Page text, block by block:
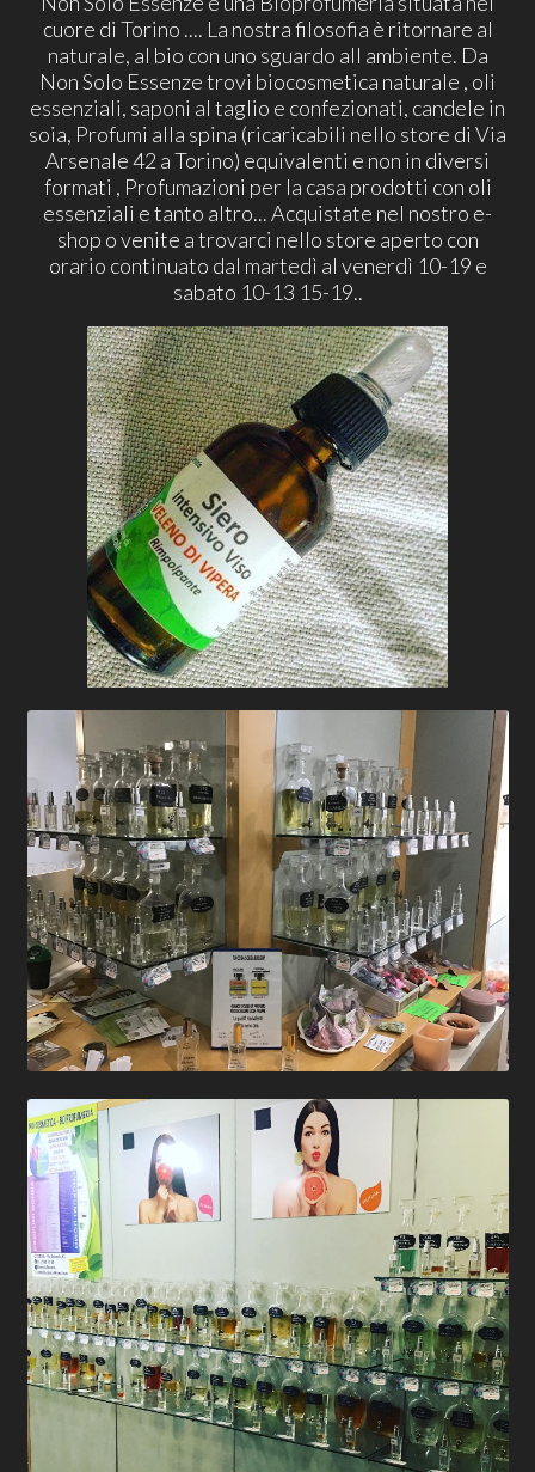
cuore di Torino .... La nostra filosofia è ritornare al
naturale, al bio con uno sguardo all ambiente. Da
Non Solo Essenze trovi biocosmetica naturale , oli
essenziali, saponi al taglio e confezionati, candele in
soia, Profumi alla spina (ricaricabili nello store di Via
Arsenale 42 a Torino) equivalenti e non in diversi
formati , Profumazioni per la casa prodotti con oli
essenziali e tanto altro... Acquistate nel nostro e-
shop o venite a trovarci nello store aperto con
orario continuato dal martedì al venerdì 10-19 e
sabato 10-13 15-19..